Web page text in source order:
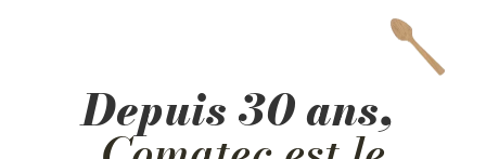
Depuis 30 ans,